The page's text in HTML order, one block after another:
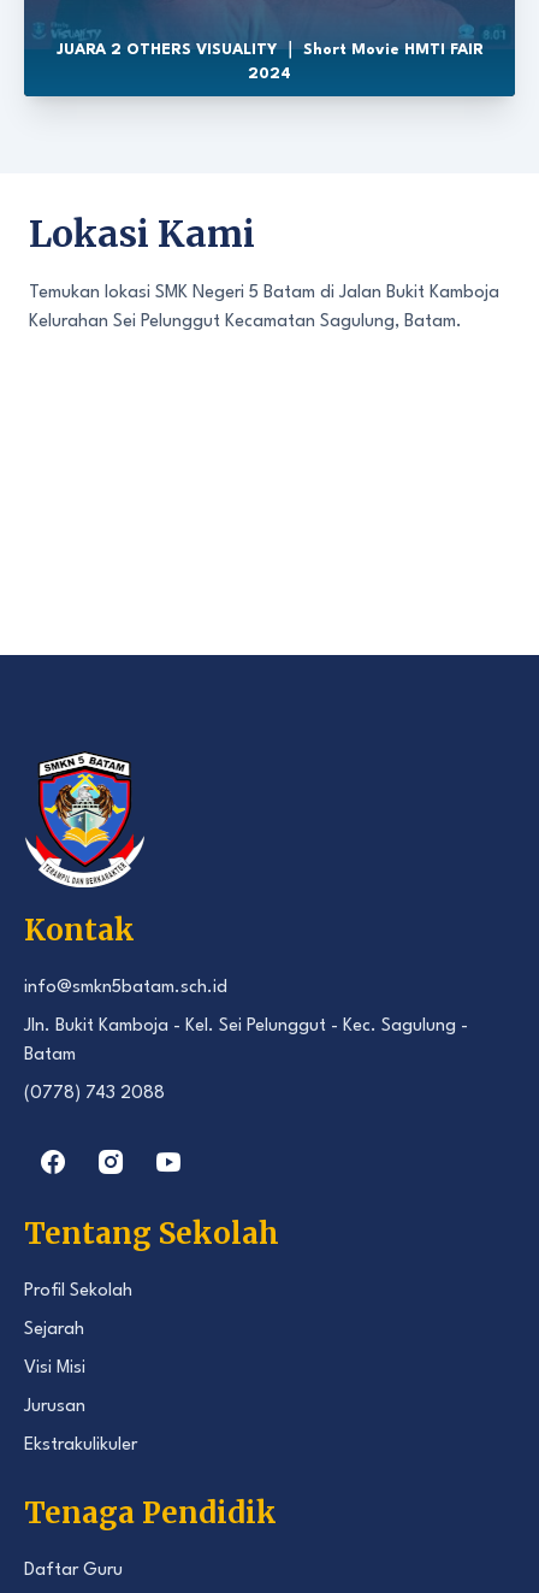
JUARA 2 OTHERS VISUALITY ｜ Short Movie HMTI FAIR
2024
Lokasi Kami
Temukan lokasi SMK Negeri 5 Batam di Jalan Bukit Kamboja
Kelurahan Sei Pelunggut Kecamatan Sagulung, Batam.
Kontak
info@smkn5batam.sch.id
Jln. Bukit Kamboja - Kel. Sei Pelunggut - Kec. Sagulung -
Batam
(0778) 743 2088
Tentang Sekolah
Profil Sekolah
Sejarah
Visi Misi
Jurusan
Ekstrakulikuler
Tenaga Pendidik
Daftar Guru